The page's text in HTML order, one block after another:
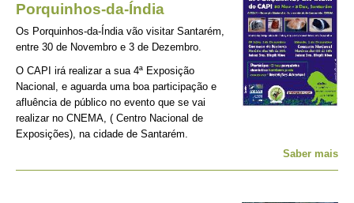
Porquinhos-da-Índia
Os Porquinhos-da-Índia vão visitar Santarém,
entre 30 de Novembro e 3 de Dezembro.
O CAPI irá realizar a sua 4ª Exposição
Nacional, e aguarda uma boa participação e
afluência de público no evento que se vai
realizar no CNEMA, ( Centro Nacional de
Exposições), na cidade de Santarém.
Saber mais